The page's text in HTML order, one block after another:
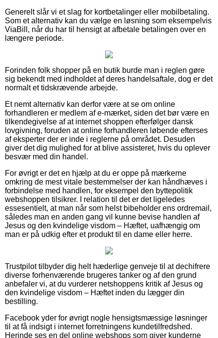
Generelt slår vi et slag for kortbetalinger eller mobilbetaling.
Som et alternativ kan du vælge en løsning som eksempelvis
ViaBill, når du har til hensigt at afbetale betalingen over en
længere periode.
Forinden folk shopper på en butik burde man i reglen gøre
sig bekendt med indholdet af deres handelsaftale, dog er det
normalt et tidskrævende arbejde.
Et nemt alternativ kan derfor være at se om online
forhandleren er medlem af e-mærket, siden det bør være en
tilkendegivelse af at internet shoppen efterfølger dansk
lovgivning, foruden at online forhandleren løbende efterses
af eksperter der er inde i reglerne på området. Desuden
giver det dig mulighed for at blive assisteret, hvis du oplever
besvær med din handel.
For øvrigt er det en hjælp at du er oppe på mærkerne
omkring de mest vitale bestemmelser der kan håndhæves i
forbindelse med handlen, for eksempel den byttepolitik
webshoppen tilsikrer. I relation til det er det ligeledes
essesentielt, at man når som helst bibeholder ens ordremail,
således man en anden gang vil kunne bevise handlen af
Jesus og den kvindelige visdom – Hæftet, uafhængig om
man er på udkig efter et produkt til en dame eller herre.
Trustpilot tilbyder dig helt hæderlige genveje til at dechifrere
diverse forhenværende brugeres tanker og af den grund
anbefaler vi, at du vurderer netshoppens kritik af Jesus og
den kvindelige visdom – Hæftet inden du lægger din
bestilling.
Facebook yder for øvrigt nogle hensigtsmæssige løsninger
til at få indsigt i internet forretningens kundetilfredshed.
Herinde ses en del online webshops som giver kunderne